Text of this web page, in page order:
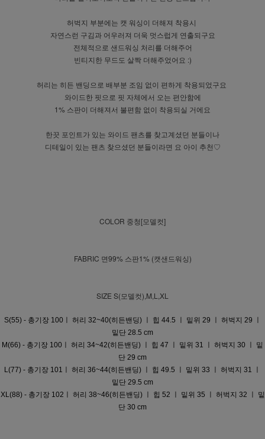
허벅지 부분에는 캣 워싱이 더해져 착용시
자연스런 구김과 어우러져 더욱 멋스럽게 연출되구요
전체적으로 샌드워싱 처리를 더해주어
빈티지한 무드도 살짝 더해주었어요 :)
허리는 히든 밴딩으로 배부분 조임 없이 편하게 착용되었구요
와이드한 핏으로 핏 자체에서 오는 편안함에
1% 스판이 더해져서 불편함 없이 착용되실 거에요
한끗 포인트가 있는 와이드 팬츠를 찾고계셨던 분들이나
디테일이 있는 팬츠 찾으셨던 분들이라면 요 아이 추천♡
COLOR 중청[모델컷]
FABRIC 면99% 스판1% (캣샌드워싱)
SIZE S(모델컷),M,L,XL
S(55) - 총기장 100ㅣ 허리 32~40(히든밴딩) ㅣ 힙 44.5 ㅣ 밑위 29 ㅣ 허벅지 29 ㅣ
밑단 28.5 cm
M(66) - 총기장 100ㅣ 허리 34~42(히든밴딩) ㅣ 힙 47 ㅣ 밑위 31 ㅣ 허벅지 30 ㅣ 밑
단 29 cm
L(77) - 총기장 101ㅣ 허리 36~44(히든밴딩) ㅣ 힙 49.5 ㅣ 밑위 33 ㅣ 허벅지 31 ㅣ
밑단 29.5 cm
XL(88) - 총기장 102ㅣ 허리 38~46(히든밴딩) ㅣ 힙 52 ㅣ 밑위 35 ㅣ 허벅지 32 ㅣ 밑
단 30 cm